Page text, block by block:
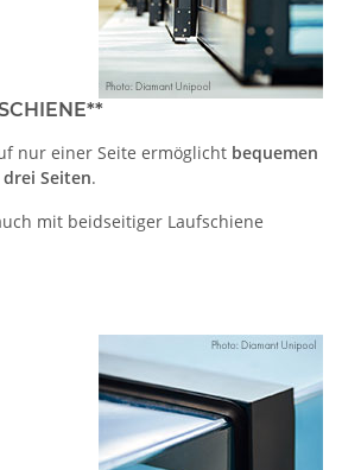
nur einer Seite ermöglicht bequemen
drei Seiten.
mit beidseitiger Laufschiene